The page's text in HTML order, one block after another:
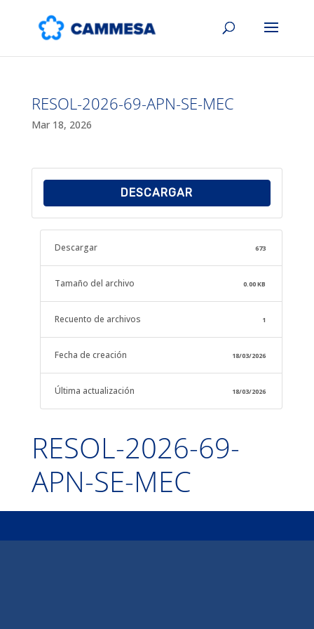
RESOL-2026-69-APN-SE-MEC
Mar 18, 2026
DESCARGAR
Descargar 673
Tamaño del archivo 0.00 KB
Recuento de archivos 1
Fecha de creación 18/03/2026
Última actualización 18/03/2026
RESOL-2026-69-
APN-SE-MEC